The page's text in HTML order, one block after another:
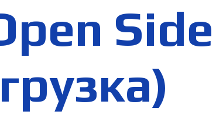
Side